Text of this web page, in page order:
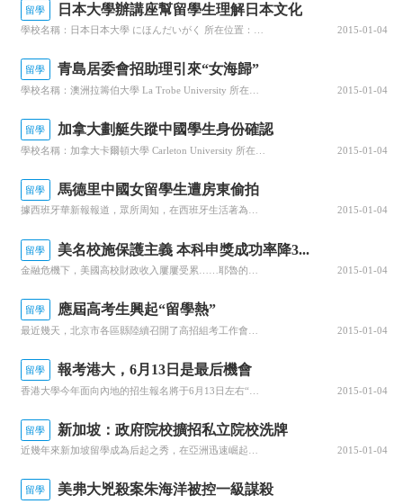
留學 日本大學辦講座幫留學生理解日本文化
2015-01-04
留學 青島居委會招助理引來“女海歸”
學校名稱：澳洲拉籌伯大學 La Trobe University 所在位置：澳洲，Melbourne學校設置類型：綜合性大學創建時間：1967年學歷：本科 專科 研究生 語言 網絡課程 學校性質：公立學生人數：28000人院校地址：La Trobe University International ... 2015-01-04
留學 加拿大劃艇失蹤中國學生身份確認
學校名稱：加拿大卡爾頓大學 Carleton University 所在位置：加拿大，Ottawa學校設置類型：綜合性大學創建時間：1942年學歷：語言 專科 本科 研究生 學校性質：公立學生人數：24263人院校地址：Undergraduate Recruitment OfficeCarleton... 2015-01-04
留學 馬德里中國女留學生遭房東偷拍
據西班牙華新報報道，眾所周知，在西班牙生活著為數眾多的中國留學生，這些留學生一方面要在西班牙完成自己的學業，以期待將來可以報效祖國，另一方面又要獨自在異國他鄉生活，要應付生活中各種各樣的問題，而遇到問題往往也只能靠自己解決。日前，生活在馬德里的女留學生珍珍(化名)就遇到了一件令她難以啟齒的事情，她的... 2015-01-04
留學 美名校施保護主義 本科申獎成功率降3...
2015-01-04
留學 應屆高考生興起“留學熱”
2015-01-04
留學 報考港大，6月13日是最后機會
2015-01-04
留學 新加坡：政府院校擴招私立院校洗牌
2015-01-04
留學 美弗大兇殺案朱海洋被控一級謀殺